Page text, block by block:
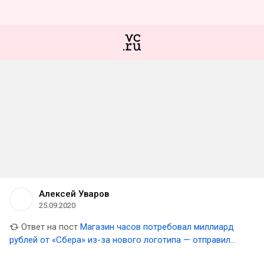
Алексей Уваров
25.09.2020
Ответ на пост Магазин часов потребовал миллиард
рублей от «Сбера» из-за нового логотипа — отправил